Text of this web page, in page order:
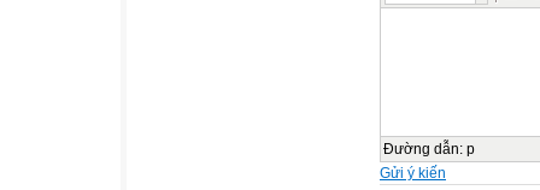
Đường dẫn: p
Gửi ý kiến